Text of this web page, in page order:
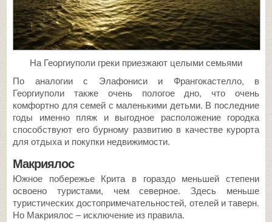
На Георгиуполи греки приезжают целыми семьями
По аналогии с Элафониси и Франгокастелло, в
Георгиуполи также очень пологое дно, что очень
комфортно для семей с маленькими детьми. В последние
годы именно пляж и выгодное расположение городка
способствуют его бурному развитию в качестве курорта
для отдыха и покупки недвижимости.
Макриялос
Южное побережье Крита в гораздо меньшей степени
освоено туристами, чем северное. Здесь меньше
туристических достопримечательностей, отелей и таверн.
Но Макриялос – исключение из правила.